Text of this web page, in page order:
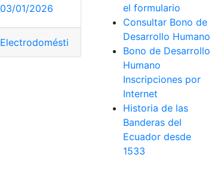
03/01/2026
Electrodomésticos encendidos,luz,planilla
el formulario
Consultar Bono de
Desarrollo Humano
Bono de Desarrollo
Humano
Inscripciones por
Internet
Historia de las
Banderas del
Ecuador desde
1533